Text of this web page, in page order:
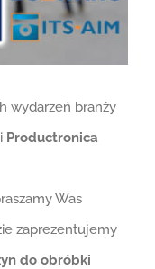
wydarzeń branży
Productronica
Was
zaprezentujemy
do obróbki